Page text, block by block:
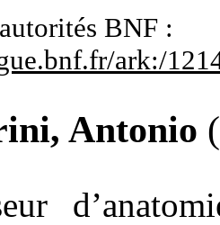
BNF :
ark:/
Antonio